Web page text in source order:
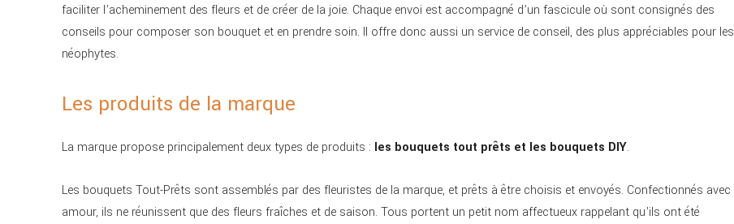
faciliter l’acheminement des fleurs et de créer de la joie. Chaque envoi est accompagné d’un fascicule où sont consignés des
conseils pour composer son bouquet et en prendre soin. Il offre donc aussi un service de conseil, des plus appréciables pour les
néophytes.
Les produits de la marque
La marque propose principalement deux types de produits : les bouquets tout prêts et les bouquets DIY.
Les bouquets Tout-Prêts sont assemblés par des fleuristes de la marque, et prêts à être choisis et envoyés. Confectionnés avec
amour, ils ne réunissent que des fleurs fraîches et de saison. Tous portent un petit nom affectueux rappelant qu’ils ont été